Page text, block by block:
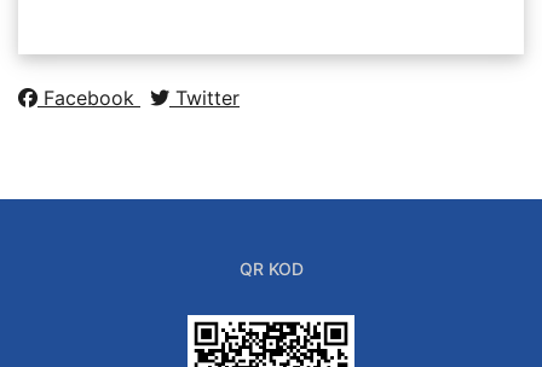
Facebook Twitter
QR KOD